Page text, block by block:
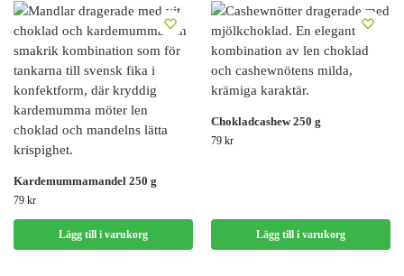
Kardemummamandel 250 g
79 kr
Lägg till i varukorg
Chokladcashew 250 g
79 kr
Lägg till i varukorg